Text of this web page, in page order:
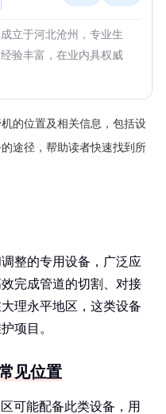
立于河北沧州，专业生
验丰富，在业内具权威
的位置及相关信息，包括设
途径，帮助读者快速找到所
整的专用设备，广泛应
完成管道的切割、对接
理永平地区，这类设备
项目。
见位置
可能配备此类设备，用